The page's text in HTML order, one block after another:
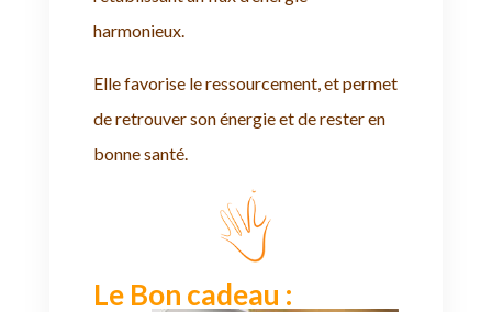
harmonieux.
Elle favorise le ressourcement, et permet
de retrouver son énergie et de rester en
bonne santé.
Le Bon cadeau :